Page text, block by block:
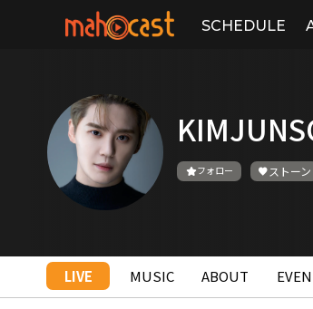
SCHEDULE
フォロー ストーン
LIVE MUSIC ABOUT